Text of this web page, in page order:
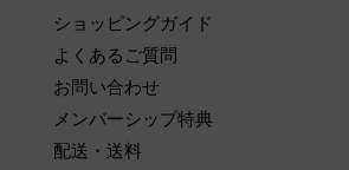
ショッピングガイド
よくあるご質問
お問い合わせ
メンバーシップ特典
配送・送料